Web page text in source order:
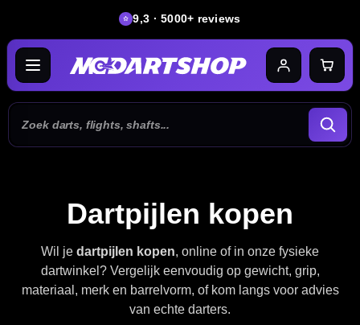
9,3 · 5000+ reviews
Dartpijlen kopen
Wil je dartpijlen kopen, online of in onze fysieke
dartwinkel? Vergelijk eenvoudig op gewicht, grip,
materiaal, merk en barrelvorm, of kom langs voor advies
van echte darters.